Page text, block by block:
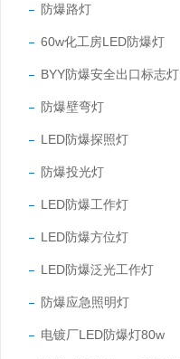
防爆路灯
60w化工房LED防爆灯
BYY防爆安全出口标志灯
防爆壁弯灯
LED防爆探照灯
防爆投光灯
LED防爆工作灯
LED防爆方位灯
LED防爆泛光工作灯
防爆应急照明灯
电镀厂LED防爆灯80w